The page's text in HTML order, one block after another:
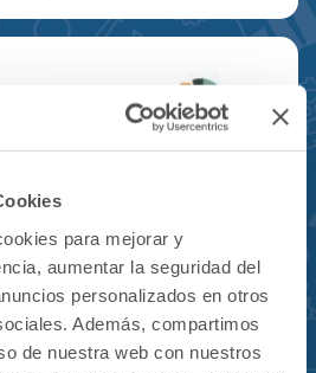
para mejorar y
aumentar la seguridad del
personalizados en otros
Además, compartimos
de nuestra web con nuestros